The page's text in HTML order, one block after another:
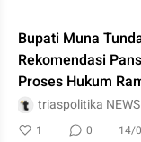
Bupati Muna
Rekomendasi
Proses Hukum
triaspolitika NEWS
1 0 14/